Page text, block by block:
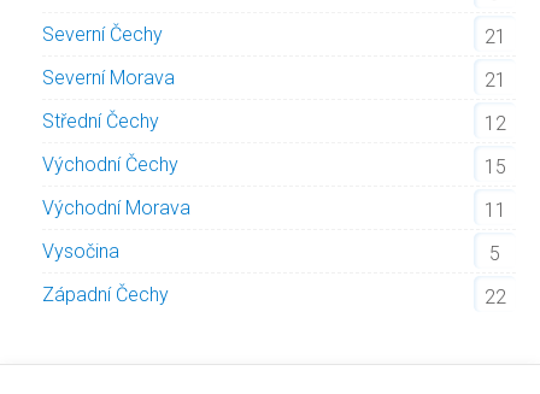
Severní Čechy
21
Severní Morava
21
Střední Čechy
12
Východní Čechy
15
Východní Morava
11
Vysočina
5
Západní Čechy
22